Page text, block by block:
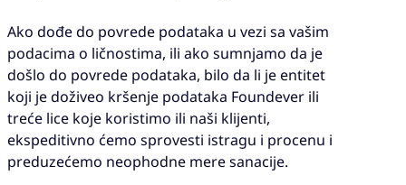
Ako dođe do povrede podataka u vezi sa vašim
podacima o ličnostima, ili ako sumnjamo da je
došlo do povrede podataka, bilo da li je entitet
koji je doživeo kršenje podataka Foundever ili
treće lice koje koristimo ili naši klijenti,
ekspeditivno ćemo sprovesti istragu i procenu i
preduzećemo neophodne mere sanacije.